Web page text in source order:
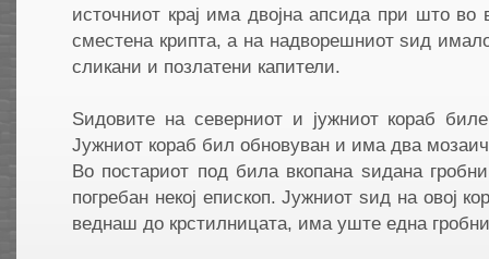
источниот крај има двојна апсида при што
сместена крипта, а на надворешниот ѕид
сликани и позлатени капители.
Ѕидовите на северниот и јужниот кораб
Јужниот кораб бил обновуван и има два
Во постариот под била вкопана ѕидана
погребан некој епископ. Јужниот ѕид на овој
веднаш до крстилницата, има уште една